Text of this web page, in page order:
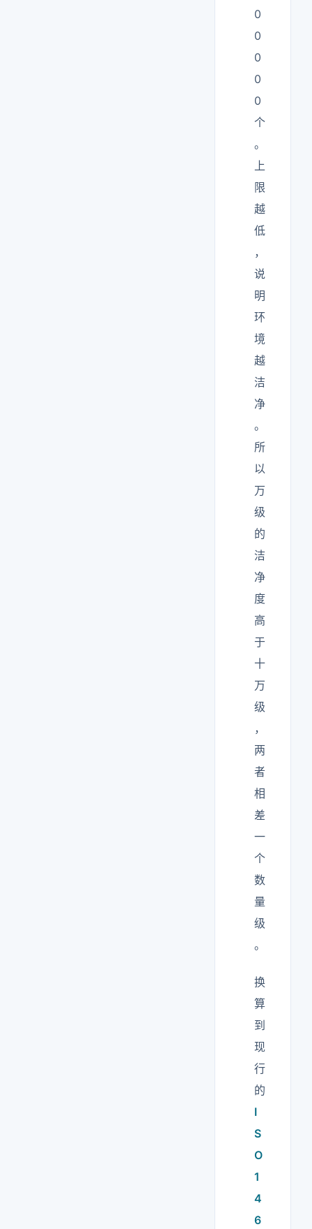
0
0
0
0
0
个
。
上
限
越
低
，
说
明
环
境
越
洁
净
。
所
以
万
级
的
洁
净
度
高
于
十
万
级
，
两
者
相
差
一
个
数
量
级
。
换
算
到
现
行
的
I
S
O
1
4
6